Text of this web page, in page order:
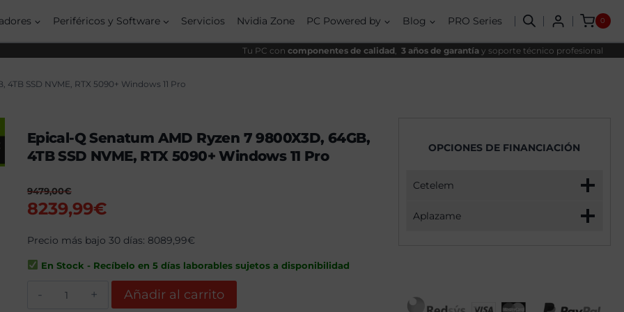
Periféricos y Software Servicios Nvidia Zone PC Powered by Blog PRO Series 0
Tu PC con componentes de calidad, 3 años de garantía y soporte técnico profesional
SSD NVME, RTX 5090+ Windows 11 Pro
Epical-Q Senatum AMD Ryzen 7 9800X3D, 64GB,
4TB SSD NVME, RTX 5090+ Windows 11 Pro
9479,00€
El
original
era:
9479,00€.
8239,99€El
actual
es:
8239,99€.
Precio más bajo 30 días: 8089,99€
En Stock - Recíbelo en 5 días laborables sujetos a disponibilidad
Añadir al carrito
OPCIONES DE FINANCIACIÓN
Cetelem
Aplazame
era:
9479,00€.
es:
8239,99€.
7
64GB,
4TB
cantidad